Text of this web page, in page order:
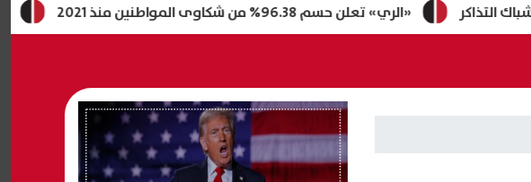
إعلام «الري» تعلن حسم 96.38% من شكاوى المواطنين منذ 2021